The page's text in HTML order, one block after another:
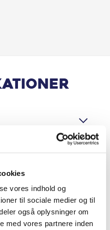
vores indhold og
til sociale medier og til
også oplysninger om
med vores partnere inden